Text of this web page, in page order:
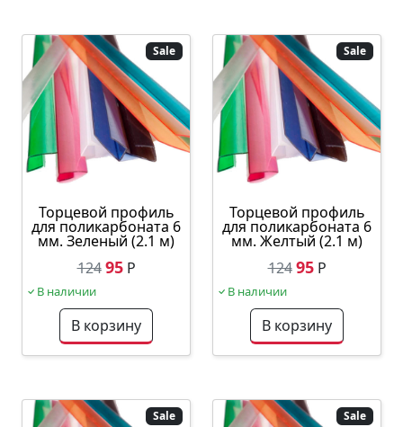
Sale
Торцевой профиль
для поликарбоната 6
мм. Зеленый (2.1 м)
124 95Р
В наличии
В корзину
Sale
Торцевой профиль
для поликарбоната 6
мм. Желтый (2.1 м)
124 95Р
В наличии
В корзину
Sale Sale